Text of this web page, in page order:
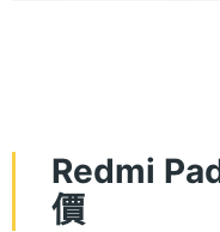
Redmi
價